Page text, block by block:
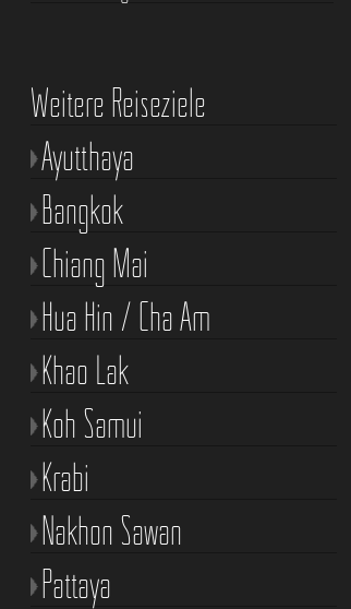
Weitere Reiseziele
Ayutthaya
Bangkok
Chiang Mai
Hua Hin / Cha Am
Khao Lak
Koh Samui
Krabi
Nakhon Sawan
Pattaya